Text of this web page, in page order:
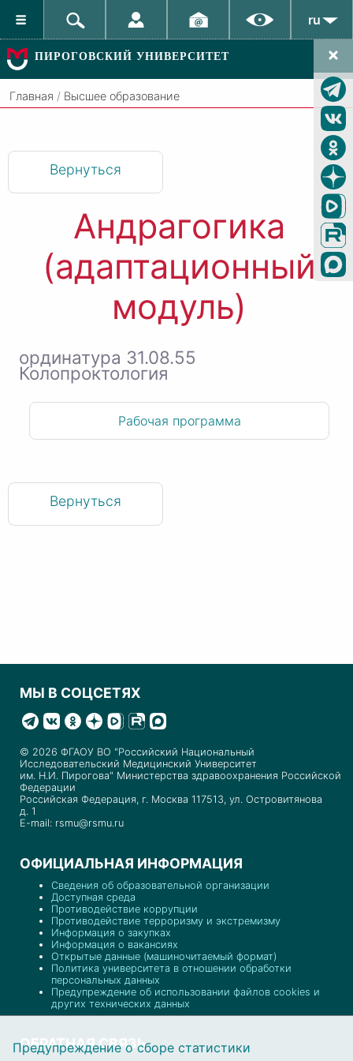
ru
ПИРОГОВСКИЙ УНИВЕРСИТЕТ
Главная / Высшее образование
Вернуться
Андрагогика
(адаптационный
модуль)
ординатура 31.08.55
Колопроктология
Рабочая программа
Вернуться
МЫ В СОЦСЕТЯХ
© 2026 ФГАОУ ВО "Российский Национальный
Исследовательский Медицинский Университет
им. Н.И. Пирогова" Министерства здравоохранения Российской
Федерации
Российская Федерация, г. Москва 117513, ул. Островитянова
д. 1
E-mail: rsmu@rsmu.ru
ОФИЦИАЛЬНАЯ ИНФОРМАЦИЯ
Сведения об образовательной организации
Доступная среда
Противодействие коррупции
Противодействие терроризму и экстремизму
Информация о закупках
Информация о вакансиях
Открытые данные (машиночитаемый формат)
Политика университета в отношении обработки
персональных данных
Предупреждение об использовании файлов cookies и
других технических данных
ОБРАТНАЯ СВЯЗЬ
Предупреждение о сборе статистики